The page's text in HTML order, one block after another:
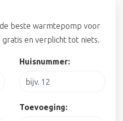
beste warmtepomp voor
gratis en verplicht tot niets.
Huisnummer:
Toevoeging: